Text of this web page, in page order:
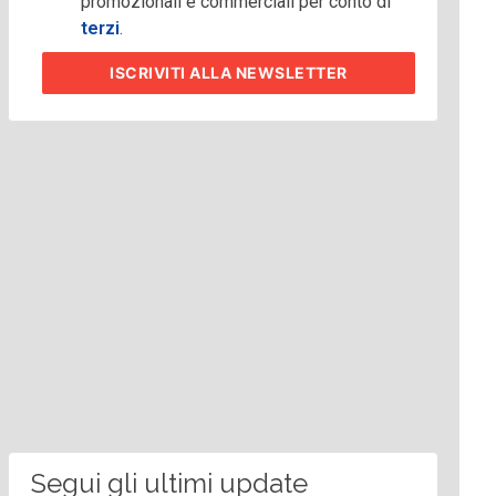
terzi.
ISCRIVITIALLA NEWSLETTER
Segui gli ultimi update